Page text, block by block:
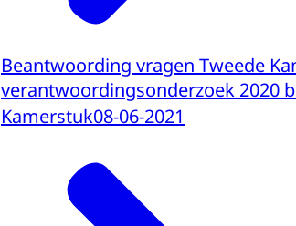
Beantwoording vragen Tweede
verantwoordingsonderzoek 2020
Kamerstuk08-06-2021